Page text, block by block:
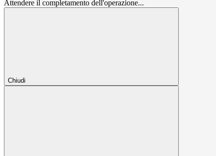
Attendere il completamento dell'operazione...
Chiudi